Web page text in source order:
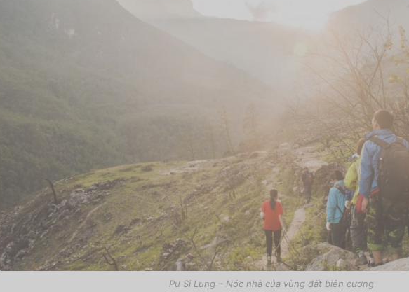
Pu Si Lung – Nóc nhà của vùng đất biên cương